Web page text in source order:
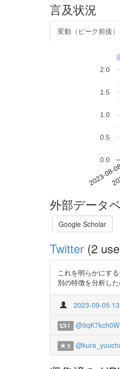
言及状況
変動（ピーク前後）
2023-
0.0
0.5
1.0
1.5
2.0
外部データ
Google Scholar
Twitter (2
これを明らかにす
別の特徴を分析し
2023-09-05
1
3